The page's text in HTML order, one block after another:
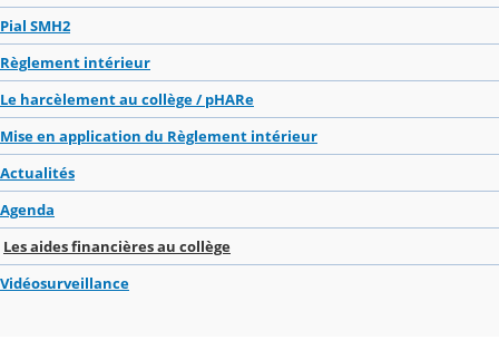
Pial SMH2
Règlement intérieur
Le harcèlement au collège / pHARe
Mise en application du Règlement intérieur
Actualités
Agenda
Les aides financières au collège
Vidéosurveillance